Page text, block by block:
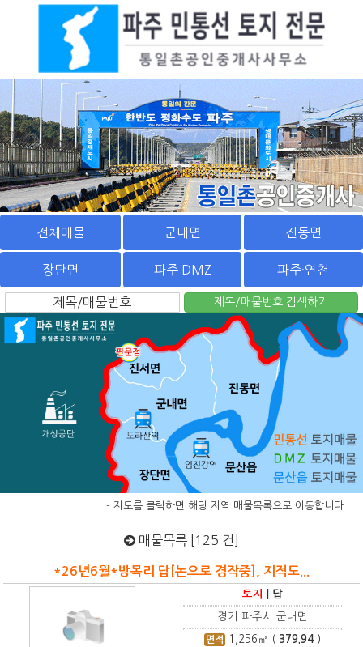
전체매물 군내면 진동면
장단면 파주 DMZ 파주·연천
- 지도를 클릭하면 해당 지역 매물목록으로 이동합니다.
매물목록 [125 건]
*26년6월*방목리 답[논으로 경작중], 지적도...
토지 답
경기 파주시 군내면
면적 1,256 ㎡ ( 379.94 )